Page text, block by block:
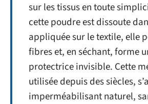
sur les tissus en toute
cette poudre est dissoute
appliquée sur le textile, elle
fibres et, en séchant, forme
protectrice invisible. Cette
utilisée depuis des siècles,
imperméabilisant naturel,